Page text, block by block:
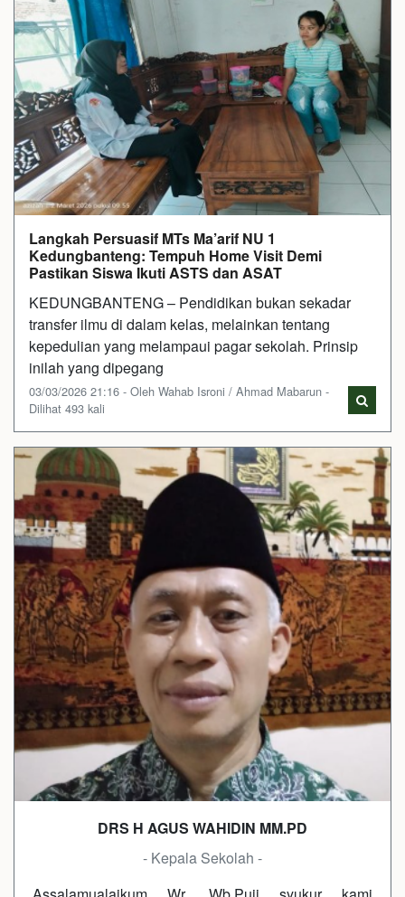
Langkah Persuasif MTs Ma’arif NU 1
Kedungbanteng: Tempuh Home Visit Demi
Pastikan Siswa Ikuti ASTS dan ASAT
KEDUNGBANTENG – Pendidikan bukan sekadar
transfer ilmu di dalam kelas, melainkan tentang
kepedulian yang melampaui pagar sekolah. Prinsip
inilah yang dipegang
03/03/2026 21:16 - Oleh Wahab Isroni / Ahmad Mabarun -
Dilihat 493 kali
DRS H AGUS WAHIDIN MM.PD
- Kepala Sekolah -